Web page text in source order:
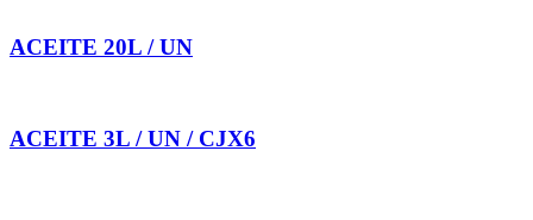
ACEITE 20L / UN
ACEITE 3L / UN / CJX6